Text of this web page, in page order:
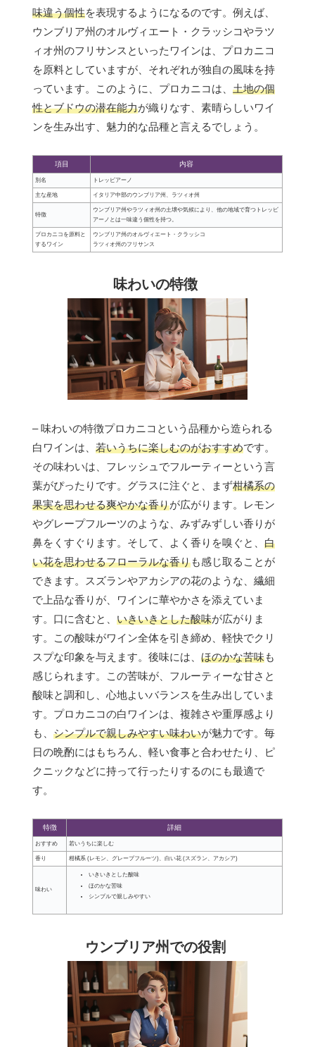
味違う個性を表現するようになるのです。例えば、
ウンブリア州のオルヴィエート・クラッシコやラツ
ィオ州のフリサンスといったワインは、プロカニコ
を原料としていますが、それぞれが独自の風味を持
っています。このように、プロカニコは、 土地の個
性とブドウの潜在能力が織りなす、素晴らしいワイ
ンを生み出す、魅力的な品種と言えるでしょう。
項目 内容
別名 トレッビアーノ
主な産地 イタリア中部のウンブリア州、ラツィオ州
特徴
ウンブリア州やラツィオ州の土壌や気候により、他の地域で育つトレッビ
アーノとは一味違う個性を持つ。
プロカニコを原料と
するワイン
ウンブリア州のオルヴィエート・クラッシコ
ラツィオ州のフリサンス
味わいの特徴
– 味わいの特徴プロカニコという品種から造られる
白ワインは、 若いうちに楽しむのがおすすめです。
その味わいは、フレッシュでフルーティーという言
葉がぴったりです。グラスに注ぐと、まず柑橘系の
果実を思わせる爽やかな香りが広がります。レモン
やグレープフルーツのような、みずみずしい香りが
鼻をくすぐります。そして、よく香りを嗅ぐと、 白
い花を思わせるフローラルな香りも感じ取ることが
できます。スズランやアカシアの花のような、繊細
で上品な香りが、ワインに華やかさを添えていま
す。口に含むと、 いきいきとした酸味が広がりま
す。この酸味がワイン全体を引き締め、軽快でクリ
スプな印象を与えます。後味には、 ほのかな苦味も
感じられます。この苦味が、フルーティーな甘さと
酸味と調和し、心地よいバランスを生み出していま
す。プロカニコの白ワインは、複雑さや重厚感より
も、 シンプルで親しみやすい味わいが魅力です。毎
日の晩酌にはもちろん、軽い食事と合わせたり、ピ
クニックなどに持って行ったりするのにも最適で
す。
特徴 詳細
おすすめ 若いうちに楽しむ
香り 柑橘系 (レモン、グレープフルーツ)、白い花 (スズラン、アカシア)
味わい
いきいきとした酸味
ほのかな苦味
シンプルで親しみやすい
ウンブリア州での役割